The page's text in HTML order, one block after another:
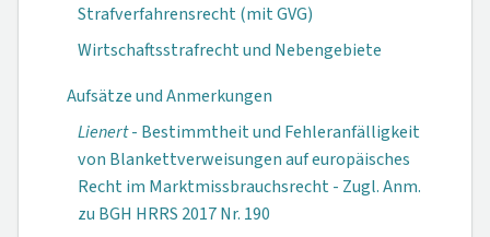
Strafverfahrensrecht (mit GVG)
Wirtschaftsstrafrecht und Nebengebiete
Aufsätze und Anmerkungen
Lienert- Bestimmtheit und Fehleranfälligkeit
von Blankettverwei­sungen auf europä­isches
Recht im Markt­missbrauchs­recht - Zugl. Anm.
zu BGH HRRS 2017 Nr. 190